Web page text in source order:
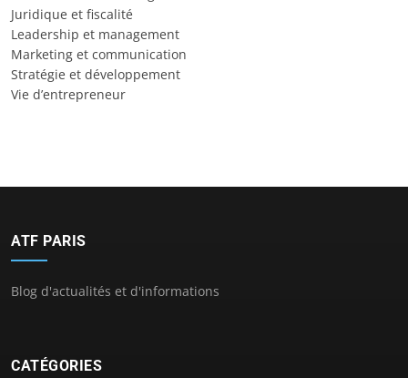
Juridique et fiscalité
Leadership et management
Marketing et communication
Stratégie et développement
Vie d’entrepreneur
ATF PARIS
Blog d'actualités et d'informations
CATÉGORIES